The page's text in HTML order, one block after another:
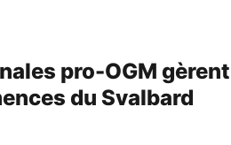
pro-OGM
du Svalbard